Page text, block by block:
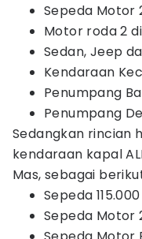
Sepeda Motor
Motor roda 2
Sedan, Jeep
Kendaraan
Penumpang
Penumpang
Sedangkan rincian
kendaraan kapal
Mas, sebagai
Sepeda 115.000
Sepeda Motor